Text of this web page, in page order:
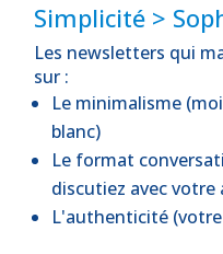
Simplicité >
Les newsletters qui
sur :
Le minimalisme
blanc)
Le format
discutiez avec votre
L'authenticité